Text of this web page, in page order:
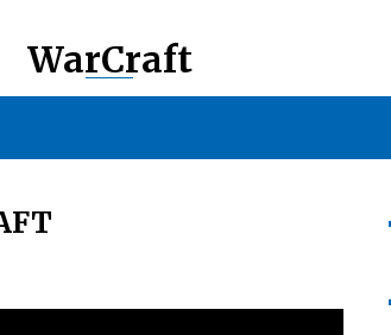
WarCraft